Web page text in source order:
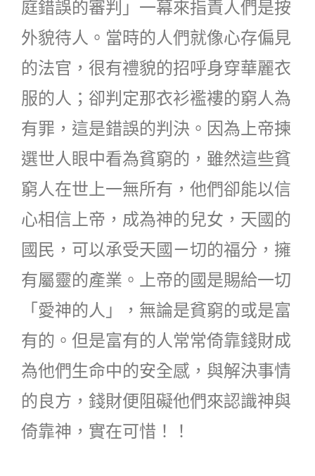
庭錯誤的審判」一幕來指責人們是按
外貌待人。當時的人們就像心存偏見
的法官，很有禮貌的招呼身穿華麗衣
服的人；卻判定那衣衫襤褸的窮人為
有罪，這是錯誤的判決。因為上帝揀
選世人眼中看為貧窮的，雖然這些貧
窮人在世上一無所有，他們卻能以信
心相信上帝，成為神的兒女，天國的
國民，可以承受天國ㄧ切的福分，擁
有屬靈的產業。上帝的國是賜給一切
「愛神的人」，無論是貧窮的或是富
有的。但是富有的人常常倚靠錢財成
為他們生命中的安全感，與解決事情
的良方，錢財便阻礙他們來認識神與
倚靠神，實在可惜！！